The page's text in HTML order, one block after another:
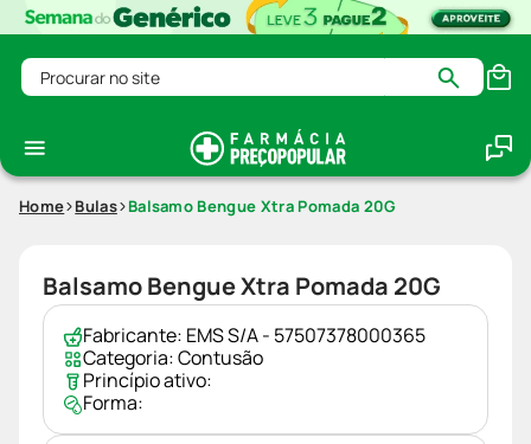
Procurar no site
Home Bulas Balsamo Bengue Xtra Pomada 20G
Balsamo Bengue Xtra Pomada 20G
Fabricante: EMS S/A - 57507378000365
Categoria:Contusão
Princípio ativo:
Forma: